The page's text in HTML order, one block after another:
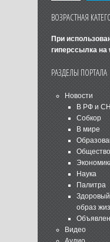
ВОЗРАСТНАЯ
При
гиперссылка на
РАЗДЕЛЫ ПОРТАЛА
Новости
В РФ и
Собкор
В мире
Общество
Наука
Палитра
Здоровый
образ
Видео